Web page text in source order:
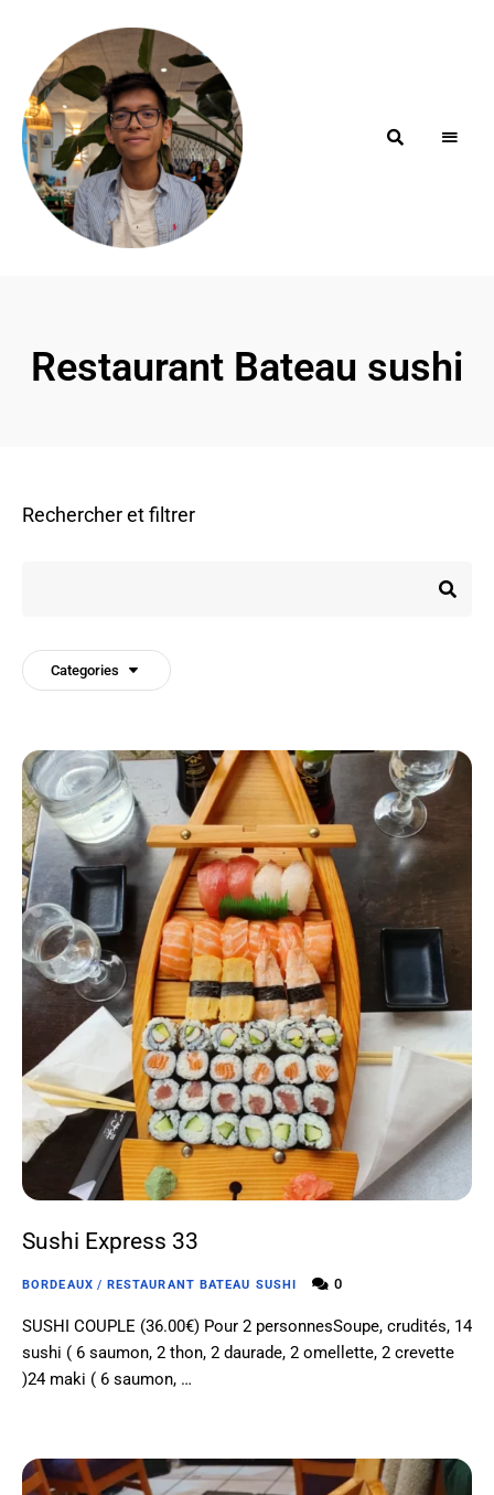
Restaurant Bateau sushi
Rechercher et filtrer
Categories
Sushi Express 33
BORDEAUX / RESTAURANT BATEAU SUSHI 0
SUSHI COUPLE (36.00€) Pour 2 personnesSoupe, crudités, 14
sushi ( 6 saumon, 2 thon, 2 daurade, 2 omellette, 2 crevette
)24 maki ( 6 saumon, …